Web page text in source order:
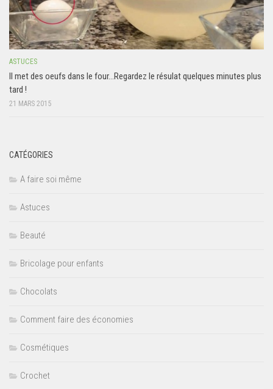
ASTUCES
Il met des oeufs dans le four…Regardez le résulat quelques minutes plus
tard !
21 MARS 2015
CATÉGORIES
A faire soi même
Astuces
Beauté
Bricolage pour enfants
Chocolats
Comment faire des économies
Cosmétiques
Crochet